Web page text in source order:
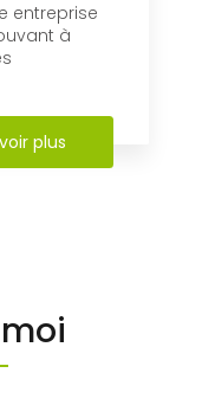
entreprise
à
plus